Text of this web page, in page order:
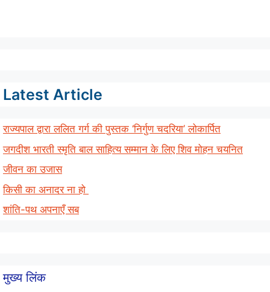
Latest Article
राज्यपाल द्वारा ललित गर्ग की पुस्तक ‘निर्गुण चदरिया’ लोकार्पित
जगदीश भारती स्मृति बाल साहित्य सम्मान के लिए शिव मोहन चयनित
जीवन का उजास
किसी का अनादर ना हो
शांति-पथ अपनाएँ सब
मुख्य लिंक